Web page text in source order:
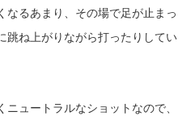
なるあまり、その場で足が止まっ
跳ね上がりながら打ったりしてい
ュートラルなショットなので、